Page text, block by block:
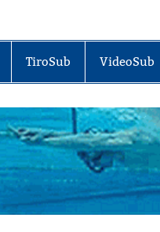
TiroSub VideoSub